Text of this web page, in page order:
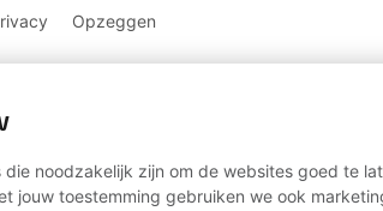
Opzeggen
noodzakelijk zijn om de websites goed te
jouw toestemming gebruiken we ook